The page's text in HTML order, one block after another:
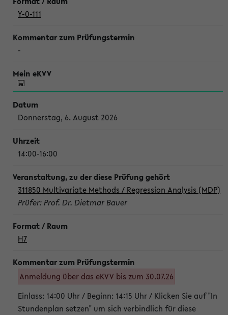
Y-0-111
-
Donnerstag, 6. August 2026
14:00-16:00
311850 Multivariate Methods / Regression Analysis (MDP)
Prüfer: Prof. Dr. Dietmar Bauer
H7
Anmeldung über das eKVV bis zum 30.07.26
Einlass: 14:00 Uhr / Beginn: 14:15 Uhr / Klicken Sie auf "In
Stundenplan setzen" um sich verbindlich für diese